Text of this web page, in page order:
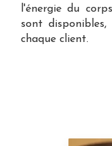
l'énergie du
sont disponibles,
chaque client.